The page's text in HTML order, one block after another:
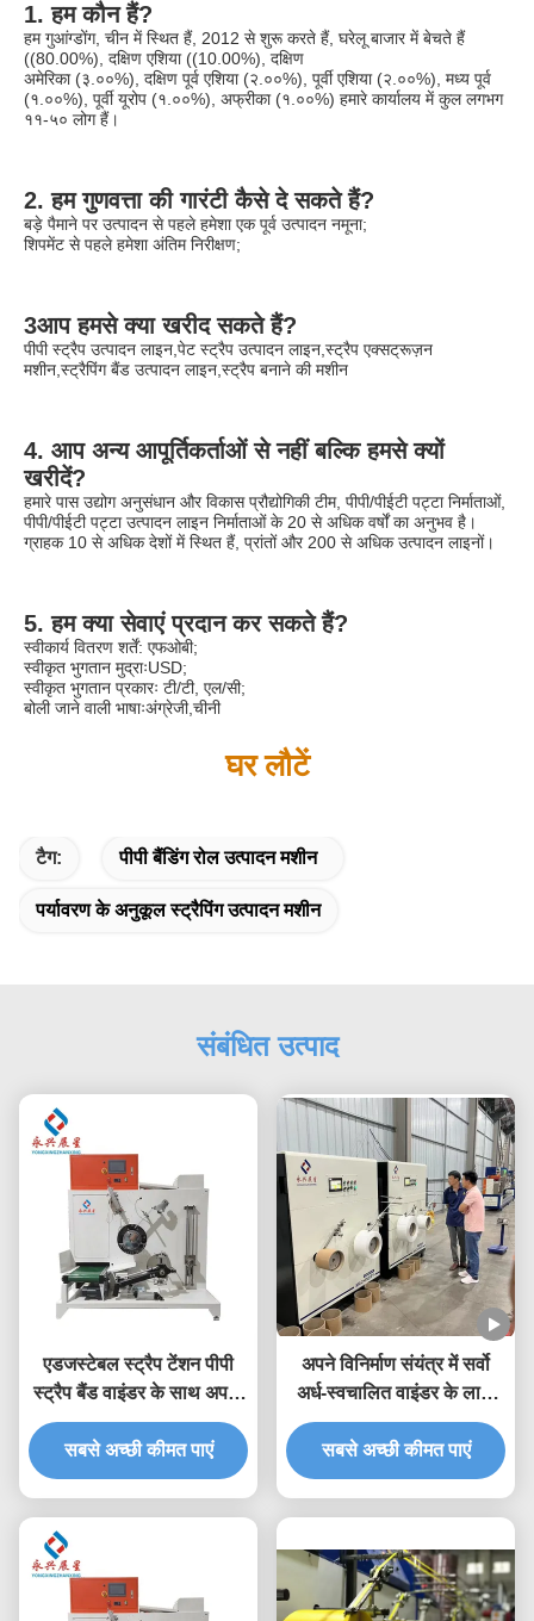
1. हम कौन हैं?
हम गुआंग्डोंग, चीन में स्थित हैं, 2012 से शुरू करते हैं, घरेलू बाजार में बेचते हैं
((80.00%), दक्षिण एशिया ((10.00%), दक्षिण
अमेरिका (३.००%), दक्षिण पूर्व एशिया (२.००%), पूर्वी एशिया (२.००%), मध्य पूर्व
(१.००%), पूर्वी यूरोप (१.००%), अफ्रीका (१.००%) हमारे कार्यालय में कुल लगभग
११-५० लोग हैं।
2. हम गुणवत्ता की गारंटी कैसे दे सकते हैं?
बड़े पैमाने पर उत्पादन से पहले हमेशा एक पूर्व उत्पादन नमूना;
शिपमेंट से पहले हमेशा अंतिम निरीक्षण;
3आप हमसे क्या खरीद सकते हैं?
पीपी स्ट्रैप उत्पादन लाइन,पेट स्ट्रैप उत्पादन लाइन,स्ट्रैप एक्सट्रूज़न
मशीन,स्ट्रैपिंग बैंड उत्पादन लाइन,स्ट्रैप बनाने की मशीन
4. आप अन्य आपूर्तिकर्ताओं से नहीं बल्कि हमसे क्यों
खरीदें?
हमारे पास उद्योग अनुसंधान और विकास प्रौद्योगिकी टीम, पीपी/पीईटी पट्टा निर्माताओं,
पीपी/पीईटी पट्टा उत्पादन लाइन निर्माताओं के 20 से अधिक वर्षों का अनुभव है।
ग्राहक 10 से अधिक देशों में स्थित हैं, प्रांतों और 200 से अधिक उत्पादन लाइनों।
5. हम क्या सेवाएं प्रदान कर सकते हैं?
स्वीकार्य वितरण शर्तें: एफओबी;
स्वीकृत भुगतान मुद्राःUSD;
स्वीकृत भुगतान प्रकारः टी/टी, एल/सी;
बोली जाने वाली भाषाःअंग्रेजी,चीनी
घर लौटें
टैग: पीपी बैंडिंग रोल उत्पादन मशीन
पर्यावरण के अनुकूल स्ट्रैपिंग उत्पादन मशीन
संबंधित उत्पाद
एडजस्टेबल स्ट्रैप टेंशन पीपी
स्ट्रैप बैंड वाइंडर के साथ अपनी
पैकेजिंग प्रक्रिया को
सुव्यवस्थित करें
सबसे अच्छी कीमत पाएं
अपने विनिर्माण संयंत्र में सर्वो
अर्ध-स्वचालित वाइंडर के लाभों
का अनुभव करें
सबसे अच्छी कीमत पाएं